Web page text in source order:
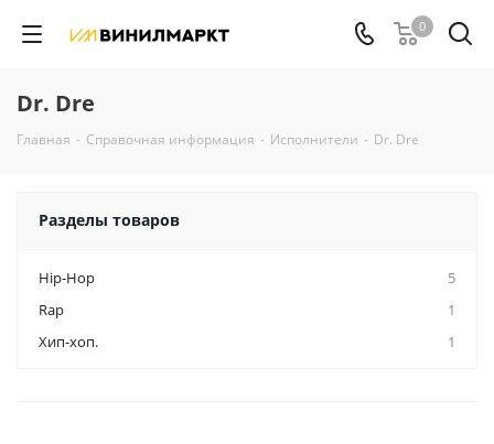
0
Dr. Dre
Главная - Справочная информация - Исполнители - Dr. Dre
Разделы товаров
Hip-Hop
5
Rap
1
Хип-хоп.
1